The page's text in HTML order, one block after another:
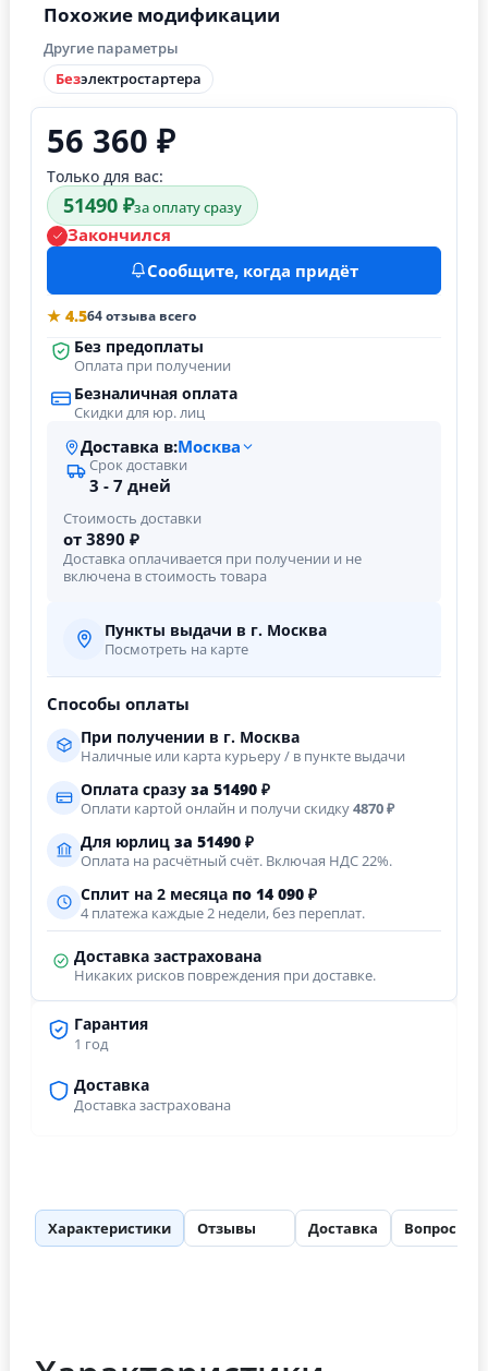
Похожие модификации
Другие параметры
Безэлектростартера
Гарантия
1 год
Доставка
Доставка застрахована
56 360 ₽
Только для вас:
51490 ₽за оплату сразу
Закончился
Сообщите, когда придёт
★ 4.564 отзыва всего
Без предоплаты
Оплата при получении
Безналичная оплата
Скидки для юр. лиц
Доставка в:Москва
Срок доставки
3 - 7 дней
Стоимость доставки
от 3890 ₽
Доставка оплачивается при получении и не
включена в стоимость товара
Пункты выдачи в г. Москва
Посмотреть на карте
Способы оплаты
При получении в г. Москва
Наличные или карта курьеру / в пункте выдачи
Оплата сразу за 51490 ₽
Оплати картой онлайн и получи скидку4870 ₽
Для юрлиц за 51490 ₽
Оплата на расчётный счёт. Включая НДС 22%.
Сплит на 2 месяца по 14 090 ₽
4 платежа каждые 2 недели, без переплат.
Доставка застрахована
Никаких рисков повреждения при доставке.
Характеристики Отзывы Доставка Вопросы